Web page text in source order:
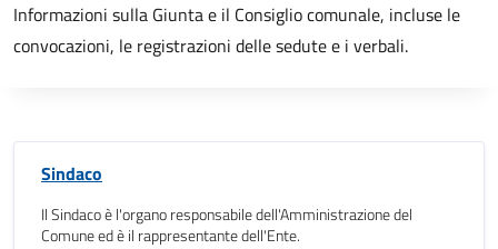
Informazioni sulla Giunta e il Consiglio comunale, incluse le
convocazioni, le registrazioni delle sedute e i verbali.
Sindaco
Il Sindaco è l'organo responsabile dell'Amministrazione del
Comune ed è il rappresentante dell'Ente.